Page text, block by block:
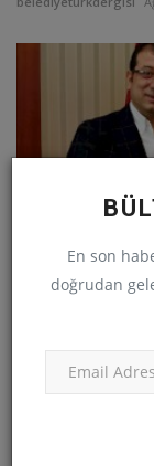
En son
doğrudan
belediyeturkdergisi